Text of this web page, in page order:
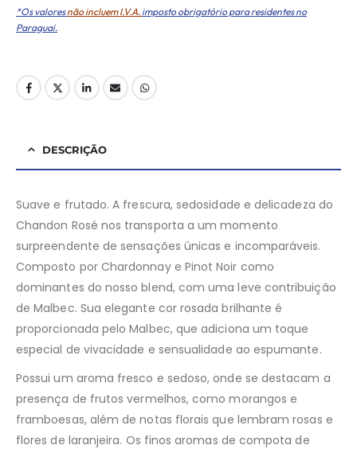
*Os valoresnão incluem I.V.A. imposto obrigatório para residentes no
Paraguai.
DESCRIÇÃO
Suave e frutado. A frescura, sedosidade e delicadeza do
Chandon Rosé nos transporta a um momento
surpreendente de sensações únicas e incomparáveis.
Composto por Chardonnay e Pinot Noir como
dominantes do nosso blend, com uma leve contribuição
de Malbec. Sua elegante cor rosada brilhante é
proporcionada pelo Malbec, que adiciona um toque
especial de vivacidade e sensualidade ao espumante.
Possui um aroma fresco e sedoso, onde se destacam a
presença de frutos vermelhos, como morangos e
framboesas, além de notas florais que lembram rosas e
flores de laranjeira. Os finos aromas de compota de